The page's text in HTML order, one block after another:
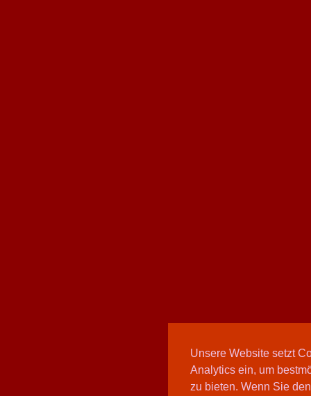
Unsere Website setzt
Analytics ein, um
zu bieten. Wenn Sie